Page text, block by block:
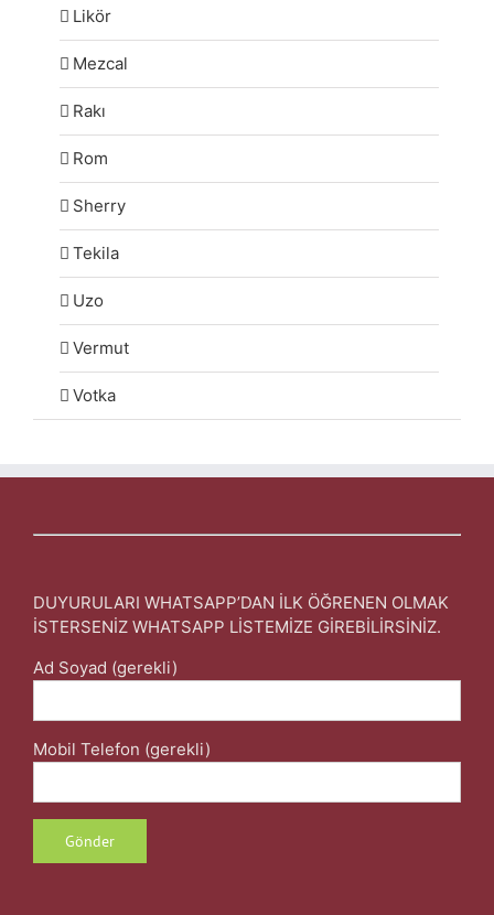
Likör
Mezcal
Rakı
Rom
Sherry
Tekila
Uzo
Vermut
Votka
DUYURULARI WHATSAPP’DAN İLK ÖĞRENEN OLMAK
İSTERSENİZ WHATSAPP LİSTEMİZE GİREBİLİRSİNİZ.
Ad Soyad (gerekli)
Mobil Telefon (gerekli)